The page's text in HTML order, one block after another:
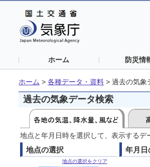
ホーム 防災情
ホーム > 各種データ・資料 > 過去の気象
過去の気象データ検索
地点と年月日時を選択して、表示するデ
地点の選択
地点の選択をクリア
年月日